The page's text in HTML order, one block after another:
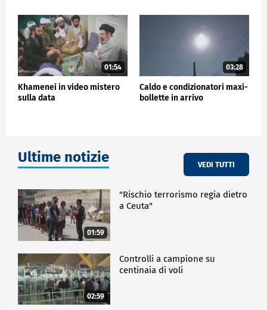
01:54
Khamenei in video mistero
sulla data
03:28
Caldo e condizionatori maxi-
bollette in arrivo
Ultime notizie VEDI TUTTI
01:59
"Rischio terrorismo regia dietro
a Ceuta"
02:59
Controlli a campione su
centinaia di voli